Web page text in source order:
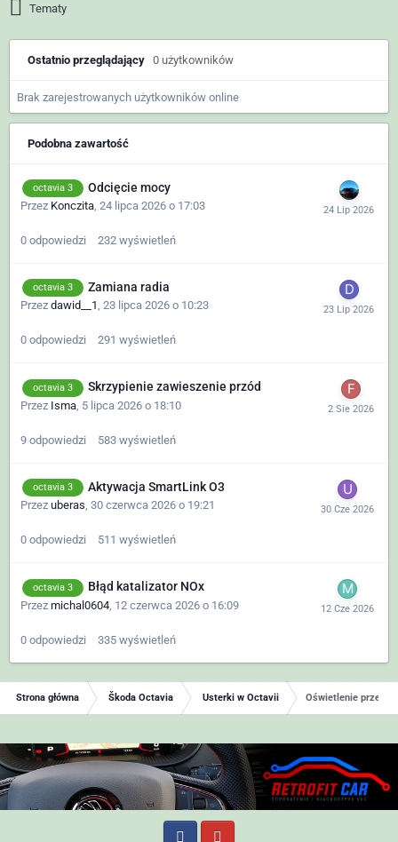
Tematy
Ostatnio przeglądający 0 użytkowników
Brak zarejestrowanych użytkowników online
Podobna zawartość
octavia 3 Odcięcie mocy
Przez Konczita, 24 lipca 2026 o 17:03
0 odpowiedzi 232 wyświetleń
octavia 3 Zamiana radia
Przez dawid__1, 23 lipca 2026 o 10:23
0 odpowiedzi 291 wyświetleń
octavia 3 Skrzypienie zawieszenie przód
Przez Isma 5 lipca 2026 o 18:10
9 odpowiedzi 583 wyświetleń
octavia 3 Aktywacja SmartLink O3
Przez uberas, 30 czerwca 2026 o 19:21
0 odpowiedzi 511 wyświetleń
octavia 3 Błąd katalizator NOx
Przez michal0604 12 czerwca 2026 o 16:09
0 odpowiedzi 335 wyświetleń
Strona główna Škoda Octavia Usterki w Octavii Oświetlenie